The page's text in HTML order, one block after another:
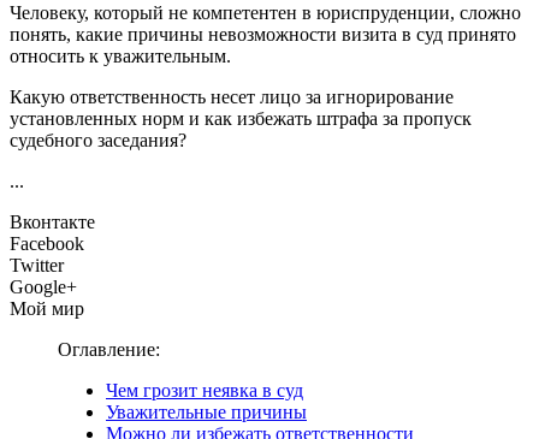
Человеку, который не компетентен в юриспруденции, сложно
понять, какие причины невозможности визита в суд принято
относить к уважительным.
Какую ответственность несет лицо за игнорирование
установленных норм и как избежать штрафа за пропуск
судебного заседания?
...
Вконтакте
Facebook
Twitter
Google+
Мой мир
Оглавление:
Чем грозит неявка в суд
Уважительные причины
Можно ли избежать ответственности